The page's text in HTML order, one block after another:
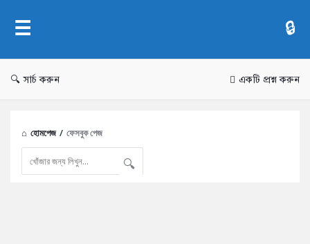
সার্চ করুন একটি প্রশ্ন করুন
হোমপেজ / ফেসবুক পেজ